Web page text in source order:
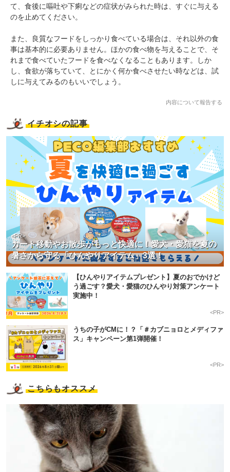
て、食後に嘔吐や下痢などの症状がみられた時は、すぐに与える
のを止めてください。
また、良質なフードをしっかり食べている場合は、それ以外の食
事は基本的に必要ありません。ほかの食べ物を与えることで、そ
れまで食べていたフードを食べなくなることもあります。しか
し、食欲が落ちていて、とにかく何か食べさせたい時などは、試
しに与えてみるのもいいでしょう。
内容について報告する
イチオシの記事
カート移動やお散歩がもっと快適に！愛犬・愛猫を夏の
暑さから守る「ひんやりアイテム」3選！
<PR>
【ひんやりアイテムプレゼント】夏のおでかけど
う過ごす？愛犬・愛猫のひんやり対策アンケート
実施中！
<PR>
うちの子がCMに！？「＃カブニョロとメディファ
ス」キャンペーン第1弾開催！
<PR>
こちらもオススメ